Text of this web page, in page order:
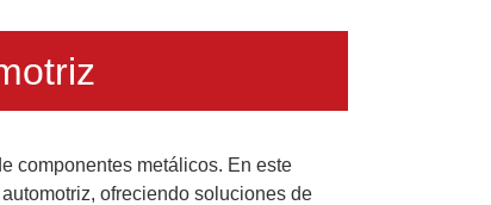
componentes metálicos. En este
ofreciendo soluciones de